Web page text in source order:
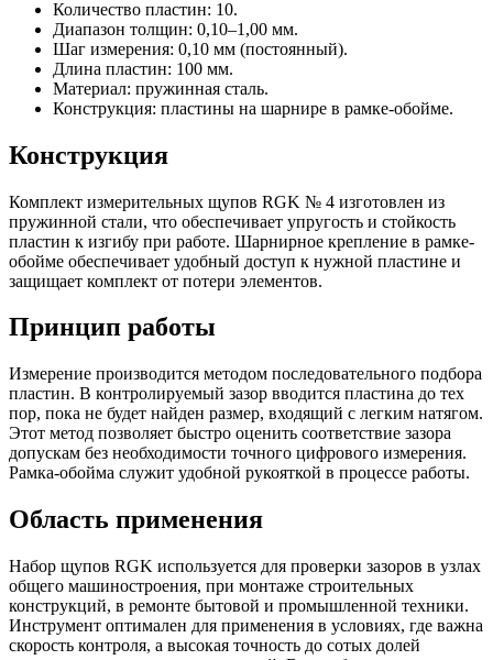
Количество пластин: 10.
Диапазон толщин: 0,10–1,00 мм.
Шаг измерения: 0,10 мм (постоянный).
Длина пластин: 100 мм.
Материал: пружинная сталь.
Конструкция: пластины на шарнире в рамке-обойме.
Конструкция
Комплект измерительных щупов RGK № 4 изготовлен из
пружинной стали, что обеспечивает упругость и стойкость
пластин к изгибу при работе. Шарнирное крепление в рамке-
обойме обеспечивает удобный доступ к нужной пластине и
защищает комплект от потери элементов.
Принцип работы
Измерение производится методом последовательного подбора
пластин. В контролируемый зазор вводится пластина до тех
пор, пока не будет найден размер, входящий с легким натягом.
Этот метод позволяет быстро оценить соответствие зазора
допускам без необходимости точного цифрового измерения.
Рамка-обойма служит удобной рукояткой в процессе работы.
Область применения
Набор щупов RGK используется для проверки зазоров в узлах
общего машиностроения, при монтаже строительных
конструкций, в ремонте бытовой и промышленной техники.
Инструмент оптимален для применения в условиях, где важна
скорость контроля, а высокая точность до сотых долей